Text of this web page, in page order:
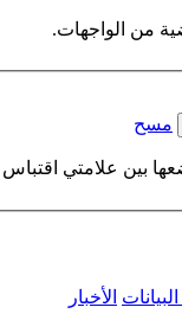
من الواجهات.
مسح
بين علامتي اقتباس
الأخبار